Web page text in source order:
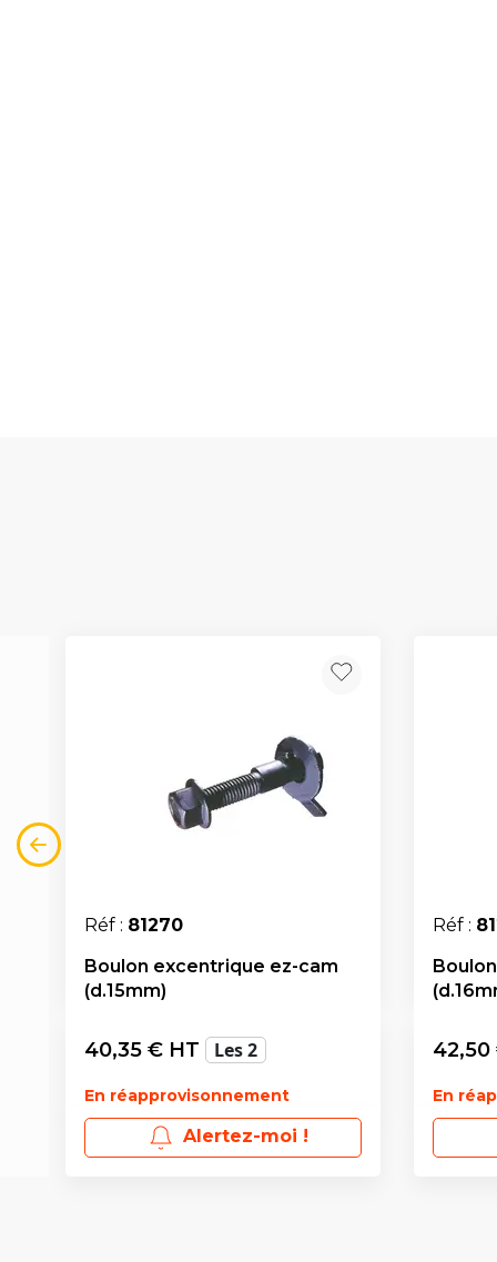
Réf : 81270
Boulon excentrique ez-cam
(d.15mm)
40,35 € HT Les 2
En réapprovisonnement
Alertez-moi !
Réf :
42,50
En